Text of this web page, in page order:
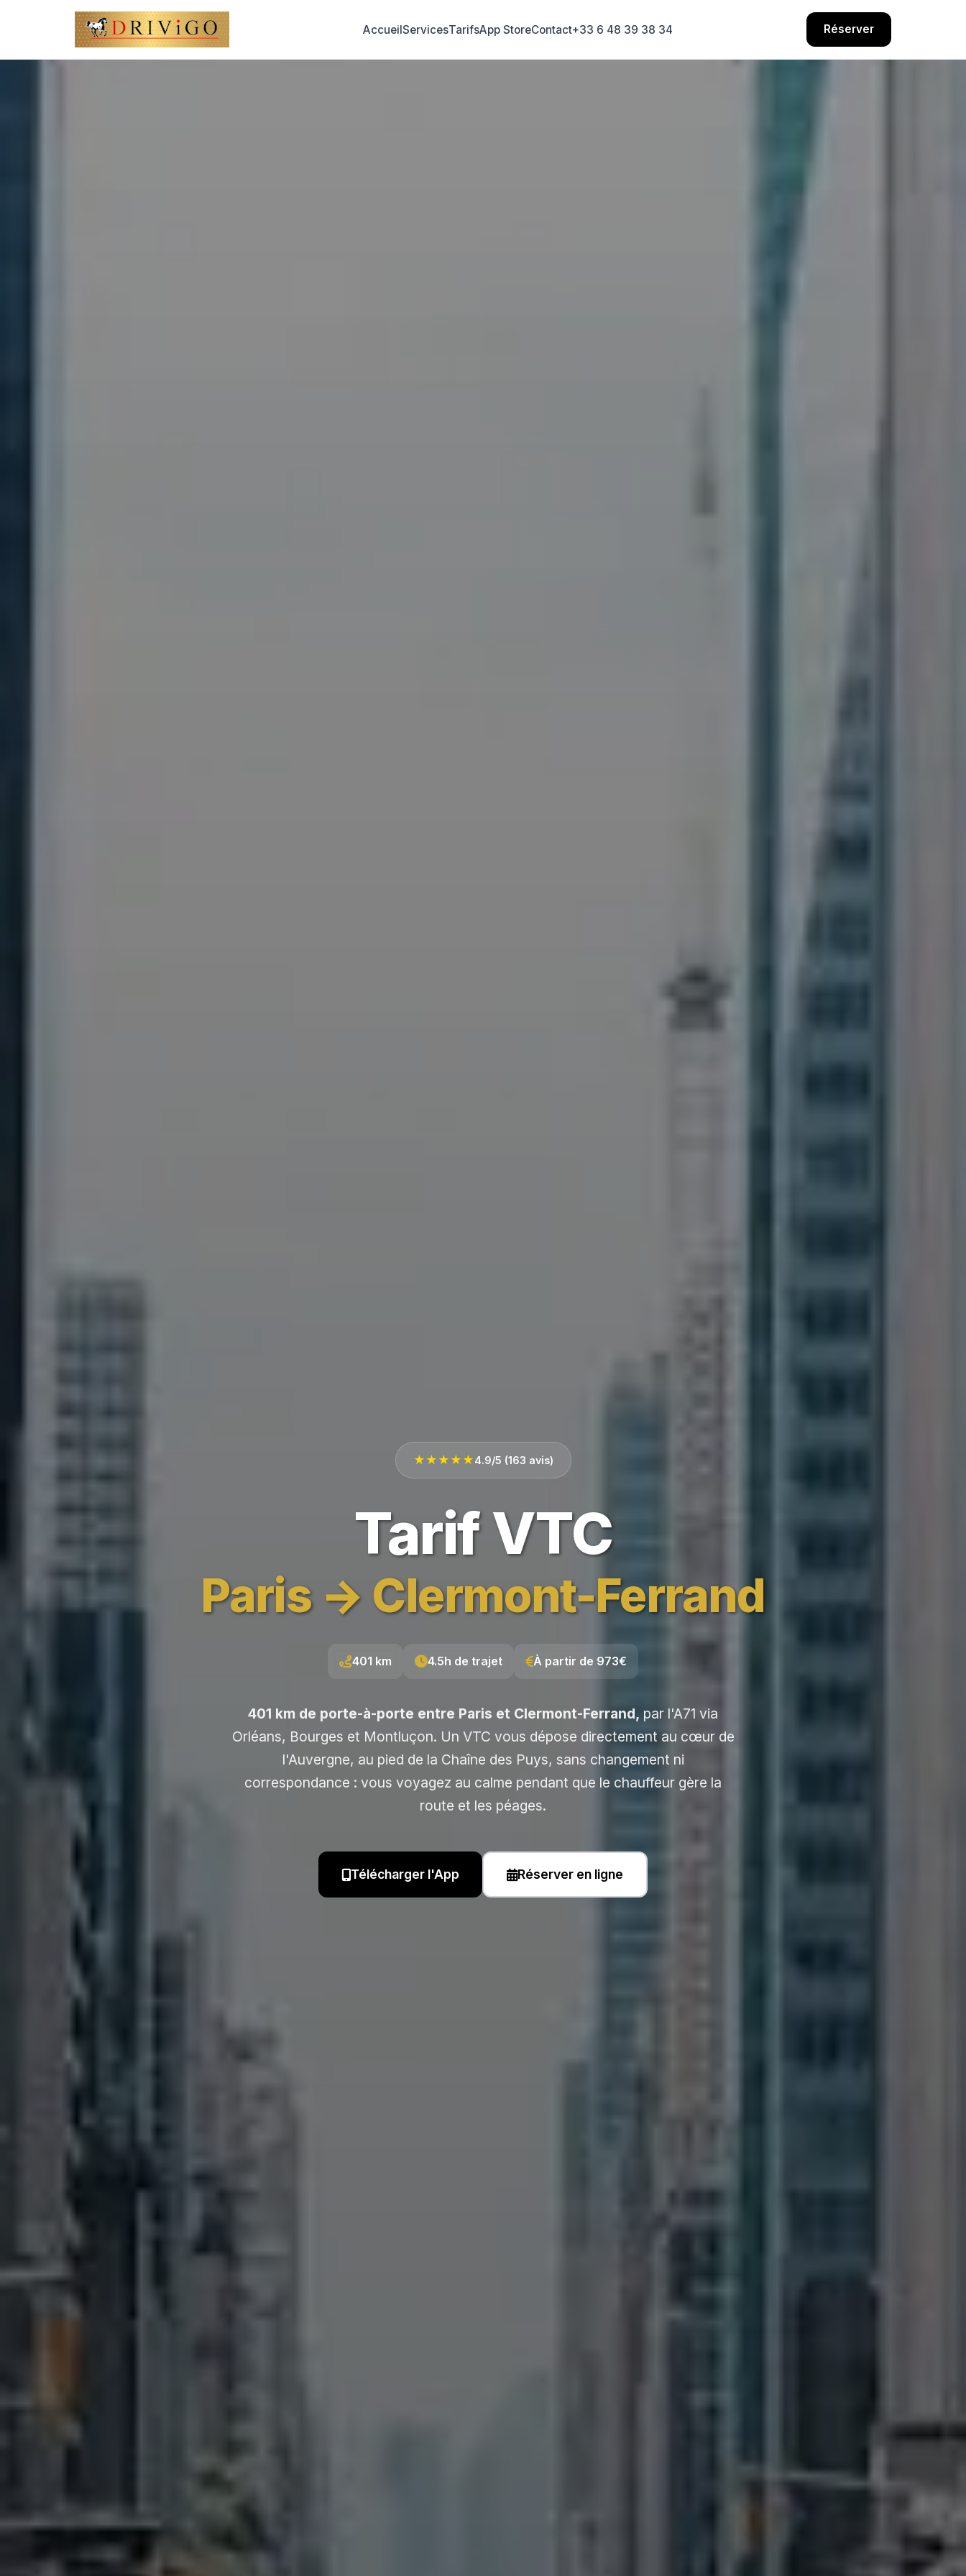
AccueilServicesTarifsApp StoreContact+33 6 48 39 38 34 Réserver
★★★★★4.9/5 (163 avis)
Tarif VTC
Paris → Clermont-Ferrand
401 km 4.5h de trajet À partir de 973€
401 km de porte-à-porte entre Paris et Clermont-Ferrand, par l'A71 via
Orléans, Bourges et Montluçon. Un VTC vous dépose directement au cœur de
l'Auvergne, au pied de la Chaîne des Puys, sans changement ni
correspondance : vous voyagez au calme pendant que le chauffeur gère la
route et les péages.
Télécharger l'App Réserver en ligne